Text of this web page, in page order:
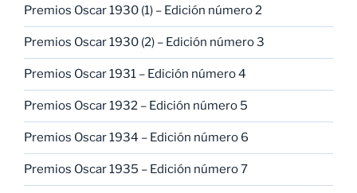
Premios Oscar 1930 (1) – Edición número 2
Premios Oscar 1930 (2) – Edición número 3
Premios Oscar 1931 – Edición número 4
Premios Oscar 1932 – Edición número 5
Premios Oscar 1934 – Edición número 6
Premios Oscar 1935 – Edición número 7